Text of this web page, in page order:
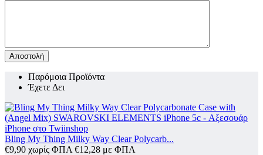
Αποστολή
Παρόμοια Προϊόντα
Έχετε Δει
Bling My Thing Milky Way Clear Polycarb...
€9,90 χωρίς ΦΠΑ €12,28 με ΦΠΑ